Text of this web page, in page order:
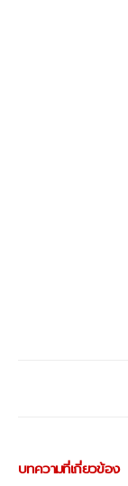
บทความที่เกี่ยวข้อง